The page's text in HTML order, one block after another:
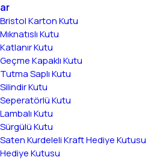
Bristol Karton Kutu
Mıknatıslı Kutu
Katlanır Kutu
Geçme Kapaklı Kutu
Tutma Saplı Kutu
Silindir Kutu
Seperatörlü Kutu
Lambalı Kutu
Sürgülü Kutu
Saten Kurdeleli Kraft Hediye Kutusu
Hediye Kutusu